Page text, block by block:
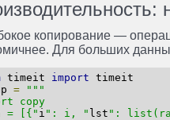
копирование —
Для больших
timeit import timeit
=
"""
copy
= [{" i ": i, " lst ":